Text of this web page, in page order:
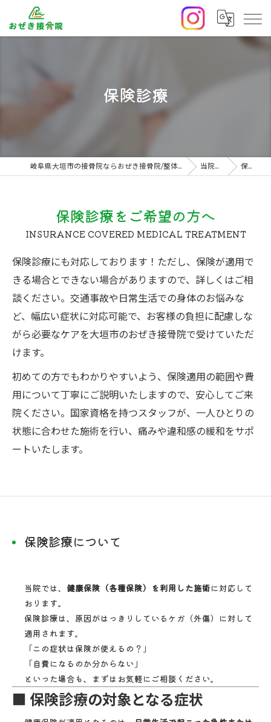
保険診療
岐阜県大垣市の接骨院ならおぜき接骨院/整体院｜腰痛/交通事故治療/肩こり 当院の特徴 保険診療
保険診療をご希望の方へ
INSURANCE COVERED MEDICAL TREATMENT
保険診療にも対応しております！ただし、保険が適用で
きる場合とできない場合がありますので、詳しくはご相
談ください。交通事故や日常生活での身体のお悩みな
ど、幅広い症状に対応可能で、お客様の負担に配慮しな
がら必要なケアを大垣市のおぜき接骨院で受けていただ
けます。
初めての方でもわかりやすいよう、保険適用の範囲や費
用について丁寧にご説明いたしますので、安心してご来
院ください。国家資格を持つスタッフが、一人ひとりの
状態に合わせた施術を行い、痛みや違和感の緩和をサポ
ートいたします。
保険診療について
当院では、 健康保険（各種保険）を利用した施術に対応して
おります。
保険診療は、原因がはっきりしているケガ（外傷）に対して
適用されます。
「この症状は保険が使えるの？」
「自費になるのか分からない」
といった場合も、まずはお気軽にご相談ください。
■ 保険診療の対象となる症状